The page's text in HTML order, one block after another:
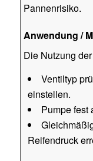
Pannenrisiko.
Anwendung /
Die Nutzung
Ventiltyp
einstellen.
Pumpe fest
Reifendruck